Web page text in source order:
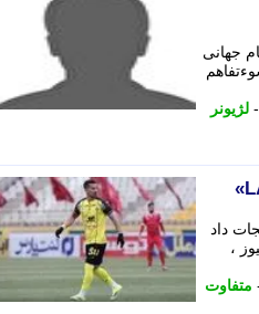
جهانی
- لژیونر
داد
،
متفاوت